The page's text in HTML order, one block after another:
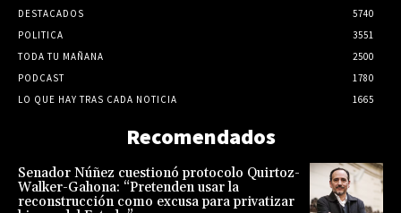
DESTACADOS
5740
POLITICA
3551
TODA TU MAÑANA
2500
PODCAST
1780
LO QUE HAY TRAS CADA NOTICIA
1665
Recomendados
Senador Núñez cuestionó protocolo Quirtoz-
Walker-Gahona: “Pretenden usar la
reconstrucción como excusa para privatizar